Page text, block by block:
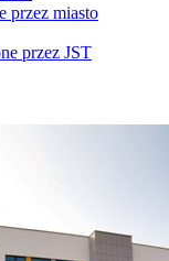
przez miasto
przez JST